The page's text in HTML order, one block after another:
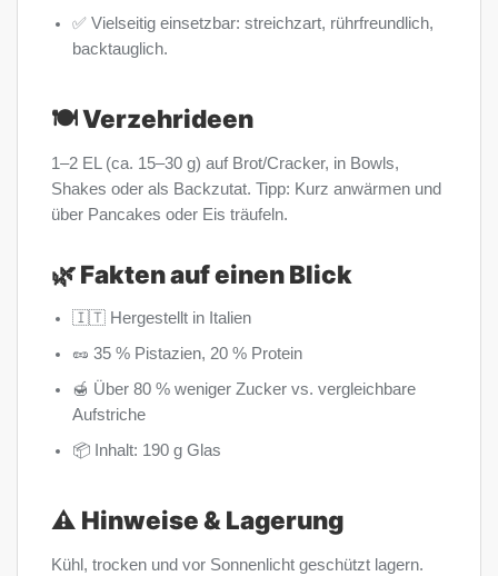
✅ Vielseitig einsetzbar: streichzart, rührfreundlich,
backtauglich.
🍽️ Verzehrideen
1–2 EL (ca. 15–30 g) auf Brot/Cracker, in Bowls,
Shakes oder als Backzutat. Tipp: Kurz anwärmen und
über Pancakes oder Eis träufeln.
🌿 Fakten auf einen Blick
🇮🇹 Hergestellt in Italien
🥜 35 % Pistazien, 20 % Protein
🍯 Über 80 % weniger Zucker vs. vergleichbare
Aufstriche
📦 Inhalt: 190 g Glas
⚠️ Hinweise & Lagerung
Kühl, trocken und vor Sonnenlicht geschützt lagern.